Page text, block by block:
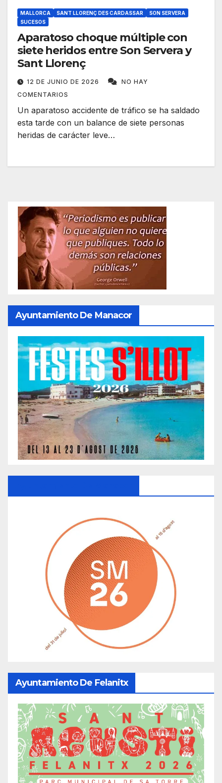
MALLORCA SANT LLORENÇ DES CARDASSAR
SON SERVERA
SUCESOS
Aparatoso choque múltiple con
siete heridos entre Son Servera y
Sant Llorenç
12 DE JUNIO DE 2026
NO HAY
COMENTARIOS
Un aparatoso accidente de tráfico se ha saldado
esta tarde con un balance de siete personas
heridas de carácter leve…
Ayuntamiento De Manacor
Ayuntamiento De Felanitx